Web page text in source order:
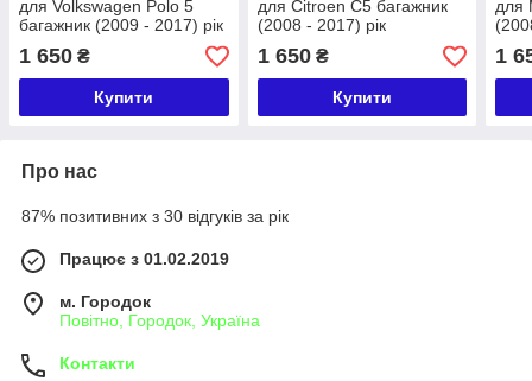
для Volkswagen Polo 5
багажник (2009 - 2017) рік
1 650 ₴
Купити
для Citroen C5 багажник
(2008 - 2017) рік
1 650₴
Купити
для
1
Про нас
87% позитивних з 30 відгуків за рік
Працює з 01.02.2019
м. Городок
Повітно, Городок, Україна
Контакти